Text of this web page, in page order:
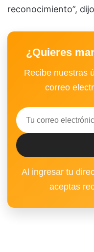
reconocimiento”,
¿Quieres
Recibe nuestras
correo
Al ingresar tu
aceptas